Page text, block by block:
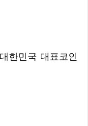
한민국 대표코인